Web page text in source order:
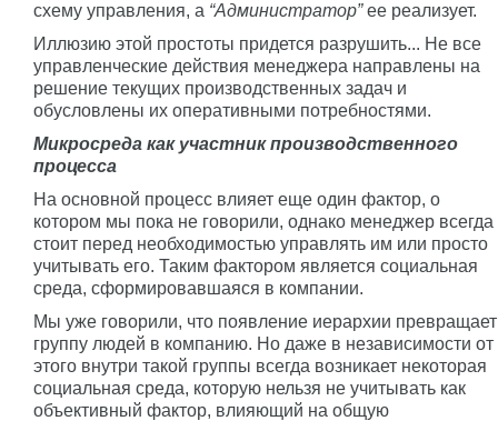
схему управления, а “Администратор”ее реализует.
Иллюзию этой простоты придется разрушить... Не все
управленческие действия менеджера направлены на
решение текущих производственных задач и
обусловлены их оперативными потребностями.
Микросреда как участник производственного
процесса
На основной процесс влияет еще один фактор, о
котором мы пока не говорили, однако менеджер всегда
стоит перед необходимостью управлять им или просто
учитывать его. Таким фактором является социальная
среда, сформировавшаяся в компании.
Мы уже говорили, что появление иерархии превращает
группу людей в компанию. Но даже в независимости от
этого внутри такой группы всегда возникает некоторая
социальная среда, которую нельзя не учитывать как
объективный фактор, влияющий на общую